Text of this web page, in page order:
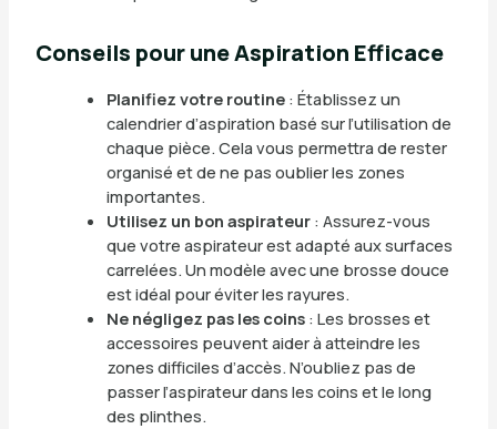
Conseils pour une Aspiration Efficace
Planifiez votre routine: Établissez un
calendrier d’aspiration basé sur l’utilisation de
chaque pièce. Cela vous permettra de rester
organisé et de ne pas oublier les zones
importantes.
Utilisez un bon aspirateur: Assurez-vous
que votre aspirateur est adapté aux surfaces
carrelées. Un modèle avec une brosse douce
est idéal pour éviter les rayures.
Ne négligez pas les coins: Les brosses et
accessoires peuvent aider à atteindre les
zones difficiles d’accès. N’oubliez pas de
passer l’aspirateur dans les coins et le long
des plinthes.